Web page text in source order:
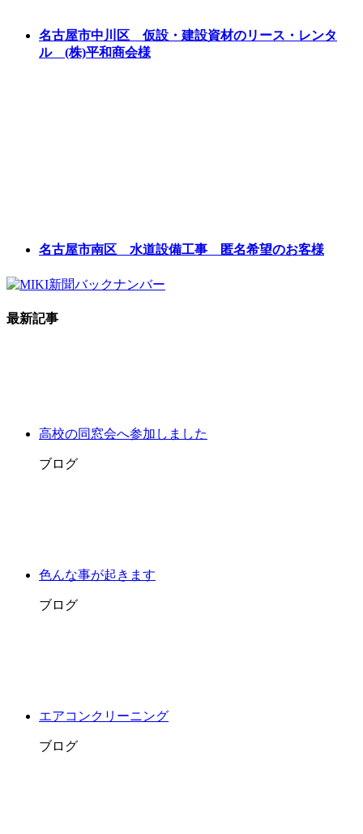
名古屋市中川区 仮設・建設資材のリース・レンタ
ル (株)平和商会様
名古屋市南区 水道設備工事 匿名希望のお客様
最新記事
高校の同窓会へ参加しました
ブログ
色んな事が起きます
ブログ
エアコンクリーニング
ブログ